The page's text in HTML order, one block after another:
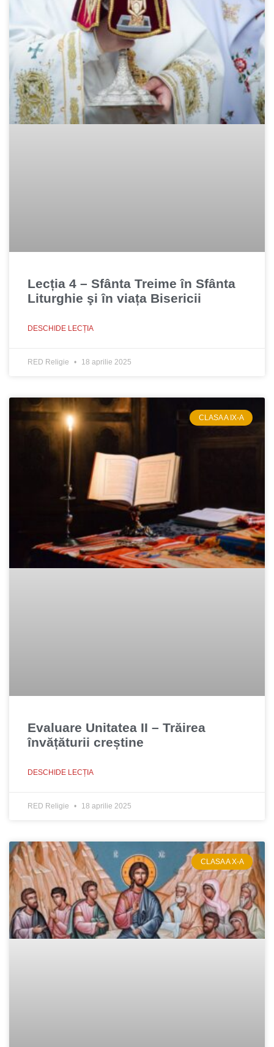
Lecția 4 – Sfânta Treime în Sfânta
Liturghie şi în viața Bisericii
DESCHIDE LECȚIA
RED Religie 18 aprilie 2025
CLASA A IX-A
Evaluare Unitatea II – Trăirea
învățăturii creștine
DESCHIDE LECȚIA
RED Religie 18 aprilie 2025
CLASA A X-A